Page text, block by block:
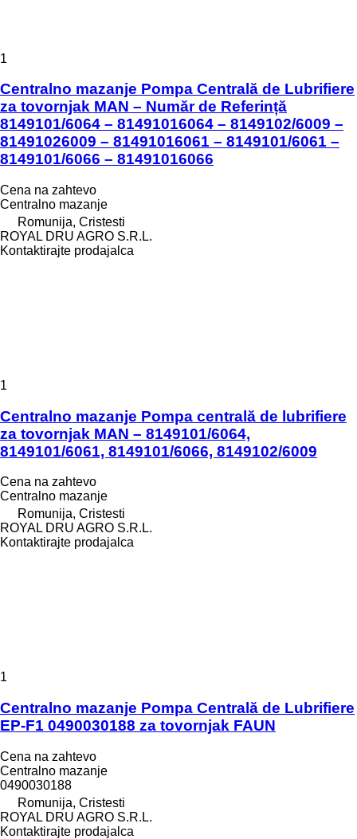
1
Centralno mazanje Pompa Centrală de Lubrifiere
za tovornjak MAN – Număr de Referință
8149101/6064 – 81491016064 – 8149102/6009 –
81491026009 – 81491016061 – 8149101/6061 –
8149101/6066 – 81491016066
Cena na zahtevo
Centralno mazanje
Romunija, Cristesti
ROYAL DRU AGRO S.R.L.
Kontaktirajte prodajalca
1
Centralno mazanje Pompa centrală de lubrifiere
za tovornjak MAN – 8149101/6064,
8149101/6061, 8149101/6066, 8149102/6009
Cena na zahtevo
Centralno mazanje
Romunija, Cristesti
ROYAL DRU AGRO S.R.L.
Kontaktirajte prodajalca
1
Centralno mazanje Pompa Centrală de Lubrifiere
EP-F1 0490030188 za tovornjak FAUN
Cena na zahtevo
Centralno mazanje
0490030188
Romunija, Cristesti
ROYAL DRU AGRO S.R.L.
Kontaktirajte prodajalca